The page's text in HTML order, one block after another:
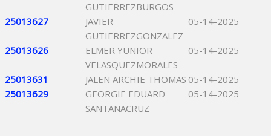
GUTIERREZBURGOS
25013627
JAVIER
GUTIERREZGONZALEZ
05-14-2025
25013626
ELMER YUNIOR
VELASQUEZMORALES
05-14-2025
25013631 JALEN ARCHIE THOMAS 05-14-2025
25013629
GEORGIE EDUARD
SANTANACRUZ
05-14-2025